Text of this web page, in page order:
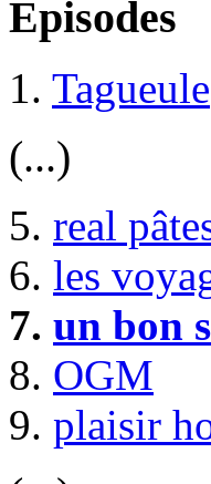
Episodes
1. Tagueule
(...)
5. real
6. les
7. un bon
8. OGM
9. plaisir